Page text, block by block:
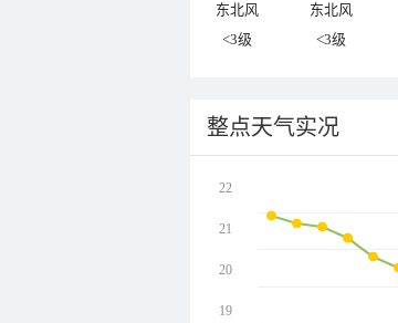
东北风 东北风
<3级
<3级
整点天气实况
22
21
20
19